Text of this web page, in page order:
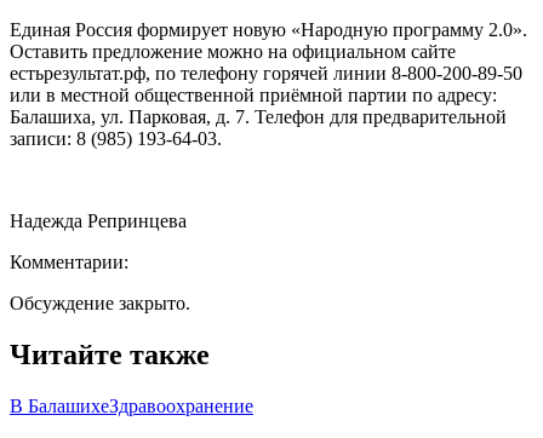
Единая Россия формирует новую «Народную программу 2.0».
Оставить предложение можно на официальном сайте
естьрезультат.рф, по телефону горячей линии 8-800-200-89-50
или в местной общественной приёмной партии по адресу:
Балашиха, ул. Парковая, д. 7. Телефон для предварительной
записи: 8 (985) 193-64-03.
Надежда Репринцева
Комментарии:
Обсуждение закрыто.
Читайте также
В БалашихеЗдравоохранение